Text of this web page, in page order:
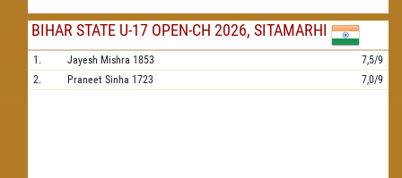
BIHAR STATE U-17 OPEN-CH 2026, SITAMARHI
1. Jayesh Mishra 1853
7,5/9
2.
Praneet Sinha 1723 7,0/9